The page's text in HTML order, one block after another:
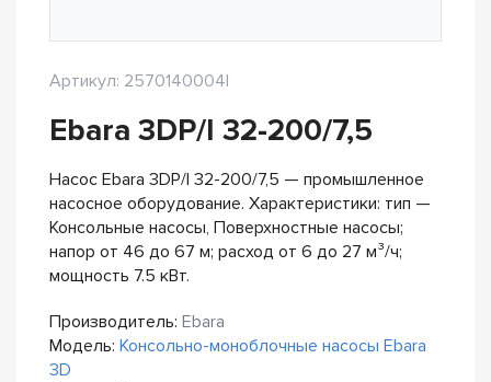
Артикул: 2570140004I
Ebara 3DP/I 32-200/7,5
Насос Ebara 3DP/I 32-200/7,5 — промышленное
насосное оборудование. Характеристики: тип —
Консольные насосы, Поверхностные насосы;
напор от 46 до 67 м; расход от 6 до 27 м³/ч;
мощность 7.5 кВт.
Производитель: Ebara
Модель: Консольно-моноблочные насосы Ebara
3D